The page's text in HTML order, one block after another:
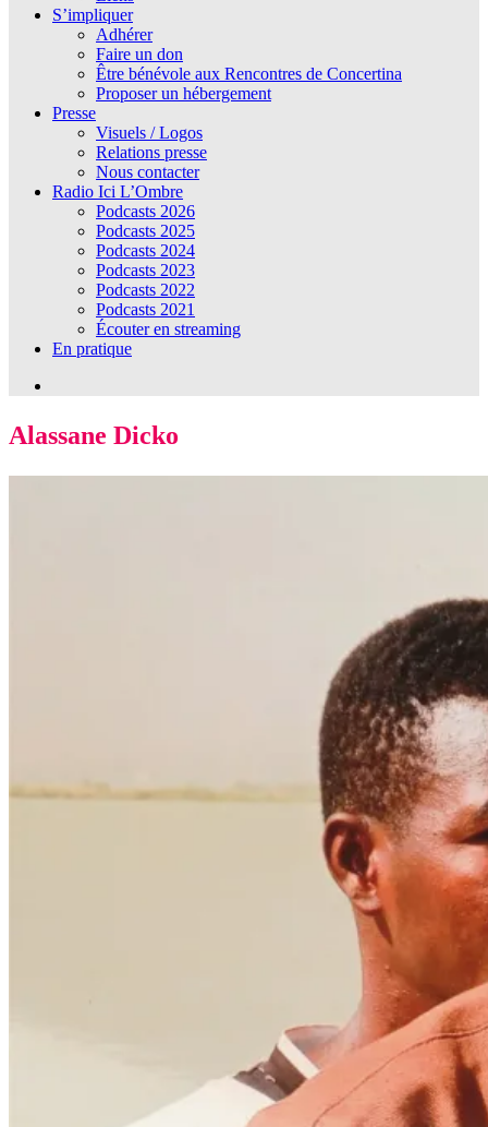
S’impliquer
Adhérer
Faire un don
Être bénévole aux Rencontres de Concertina
Proposer un hébergement
Presse
Visuels / Logos
Relations presse
Nous contacter
Radio Ici L’Ombre
Podcasts 2026
Podcasts 2025
Podcasts 2024
Podcasts 2023
Podcasts 2022
Podcasts 2021
Écouter en streaming
En pratique
Alassane Dicko